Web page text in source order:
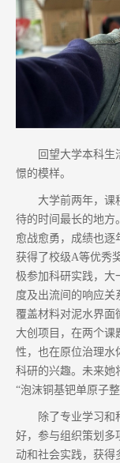
回望大学本科
憬的模样。
大学前两年，课
待的时间最长的地方
愈战愈勇，成绩也逐
获得了校级A等优秀
极参加科研实践，大
度及出流间的响应关
覆盖材料对泥水界面
大创项目，在两个课
性，也在原位治理水
科研的兴趣。未来她
“泡沫铜基钯单原子
除了专业学习和
好，参与组织策划多
动和社会实践，获得